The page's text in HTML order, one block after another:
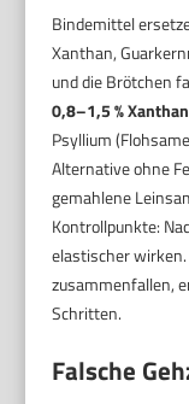
Bindemittel
Xanthan,
und die Brötchen
0,8–1,5 % Xanthan
Psyllium
Alternative ohne
gemahlene
Kontrollpunkte:
elastischer
zusammenfallen,
Schritten.
Falsche